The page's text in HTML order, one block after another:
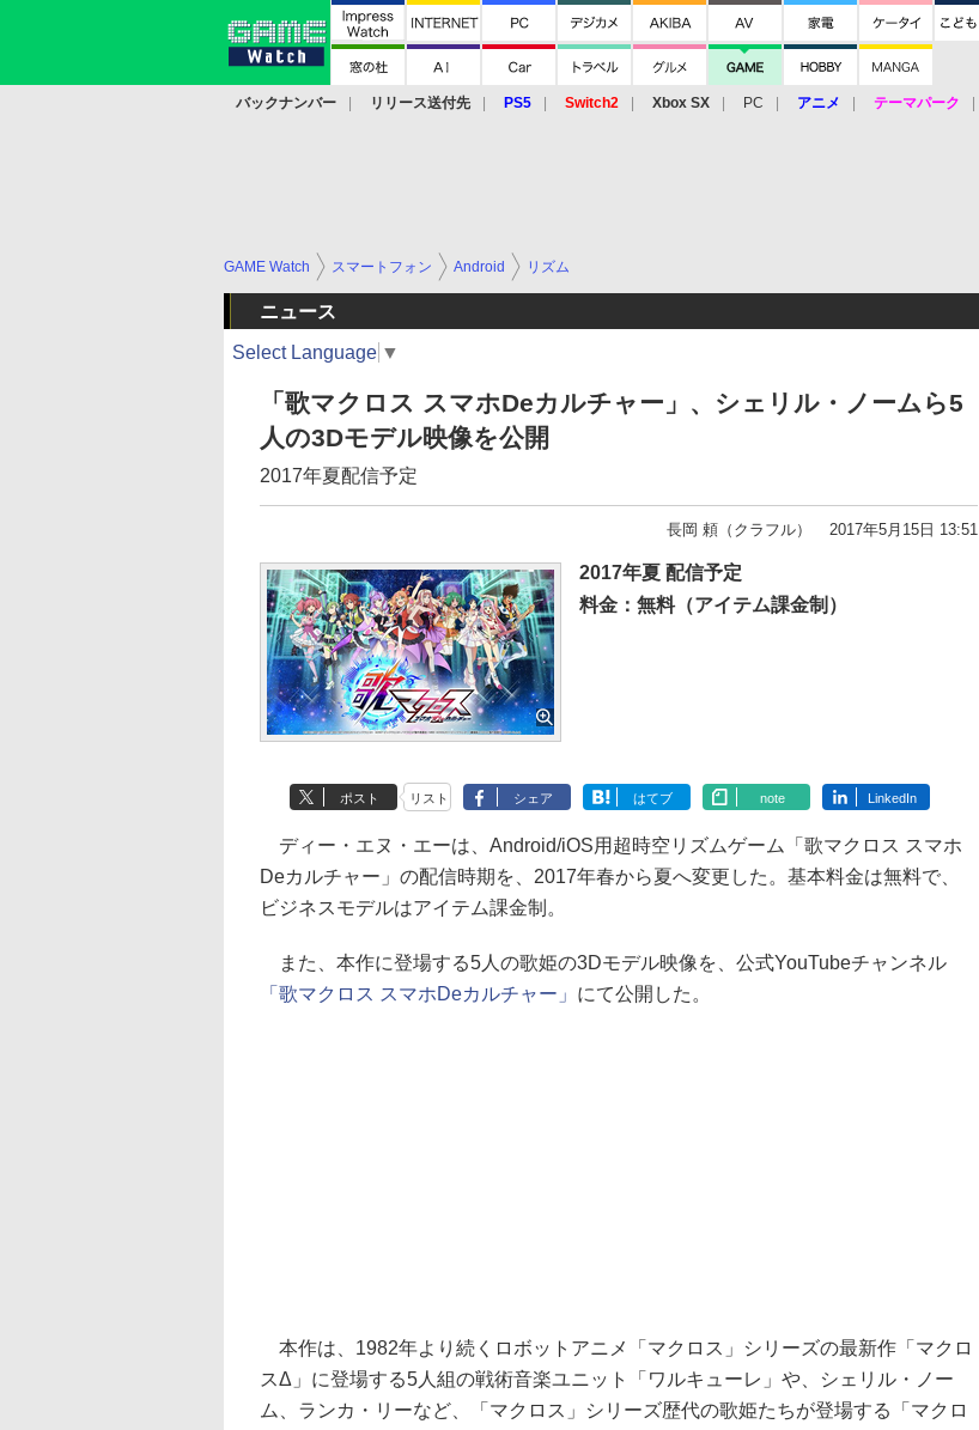
バックナンバー リリース送付先 PS5 Switch2 Xbox SX PC アニメ テーマパーク
GAME Watch スマートフォン Android リズム
ニュース
Select Language ▼
「歌マクロス スマホDeカルチャー」、シェリル・ノームら5
人の3Dモデル映像を公開
2017年夏配信予定
長岡 頼（クラフル） 2017年5月15日 13:51
2017年夏 配信予定
料金：無料（アイテム課金制）
ポスト リスト シェア はてブ note LinkedIn
ディー・エヌ・エーは、Android/iOS用超時空リズムゲーム「歌マクロス スマホ
Deカルチャー」の配信時期を、2017年春から夏へ変更した。基本料金は無料で、
ビジネスモデルはアイテム課金制。
また、本作に登場する5人の歌姫の3Dモデル映像を、公式YouTubeチャンネル
「歌マクロス スマホDeカルチャー」 にて公開した。
本作は、1982年より続くロボットアニメ「マクロス」シリーズの最新作「マクロ
スΔ」に登場する5人組の戦術音楽ユニット「ワルキューレ」や、シェリル・ノー
ム、ランカ・リーなど、「マクロス」シリーズ歴代の歌姫たちが登場する「マクロ